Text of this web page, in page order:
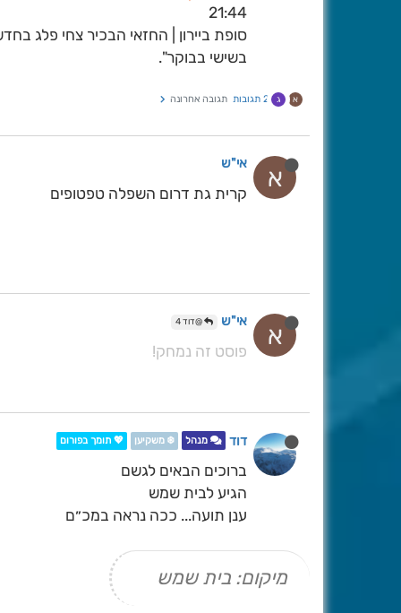
21:44
בשישי בבוקר".
א ג 2 תגובות תגובה אחרונה
א אי"ש
קרית גת דרום השפלה טפטופים
א אי"ש @דוד 4
פוסט זה נמחק!
דוד מנהל ❄️ משקיען 💖 תומך בפורום
ברוכים הבאים לגשם
הגיע לבית שמש
ענן תועה... ככה נראה במכ״ם
מיקום: בית שמש